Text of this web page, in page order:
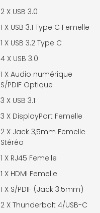
2 X USB 3.0
1 X USB 3.1 Type C Femelle
1 X USB 3.2 Type C
4 X USB 3.0
1 X Audio numérique
S/PDIF Optique
3 X USB 3.1
3 X DisplayPort Femelle
2 X Jack 3,5mm Femelle
Stéréo
1 X RJ45 Femelle
1 X HDMI Femelle
1 X S/PDIF (Jack 3.5mm)
2 X Thunderbolt 4/USB-C